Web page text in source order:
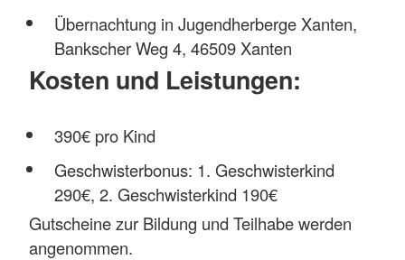
Übernachtung in Jugendherberge Xanten,
Bankscher Weg 4, 46509 Xanten
Kosten und Leistungen:
390€ pro Kind
Geschwisterbonus: 1. Geschwisterkind
290€, 2. Geschwisterkind 190€
Gutscheine zur Bildung und Teilhabe werden
angenommen.